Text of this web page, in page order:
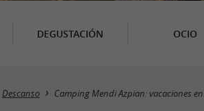
DEGUSTACIÓN OCIO
Descanso Camping Mendi Azpian: vacaciones